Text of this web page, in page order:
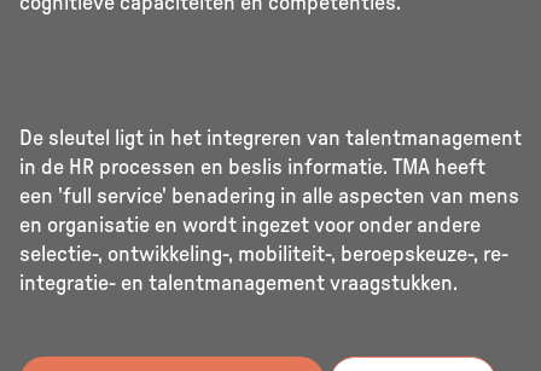
De sleutel ligt in het integreren van talentmanagement
in de HR processen en beslis informatie. TMA heeft
een 'full service' benadering in alle aspecten van mens
en organisatie en wordt ingezet voor onder andere
selectie-, ontwikkeling-, mobiliteit-, beroepskeuze-, re-
integratie- en talentmanagement vraagstukken.